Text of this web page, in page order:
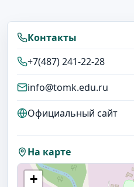
Контакты
+7(487) 241-22-28
info@tomk.edu.ru
Официальный сайт
На карте
+